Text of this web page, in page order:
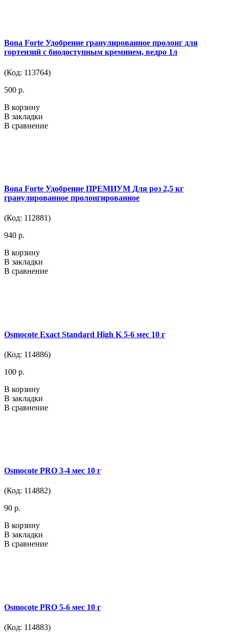
Bona Forte Удобрение гранулированное пролонг для
гортензий с биодоступным кремнием, ведро 1л
(Код: 113764)
500 р.
В корзину
В закладки
В сравнение
Bona Forte Удобрение ПРЕМИУМ Для роз 2,5 кг
гранулированное пролонгированное
(Код: 112881)
940 р.
В корзину
В закладки
В сравнение
Osmocote Exact Standard High K 5-6 мес 10 г
(Код: 114886)
100 р.
В корзину
В закладки
В сравнение
Osmocote PRO 3-4 мес 10 г
(Код: 114882)
90 р.
В корзину
В закладки
В сравнение
Osmocote PRO 5-6 мес 10 г
(Код: 114883)